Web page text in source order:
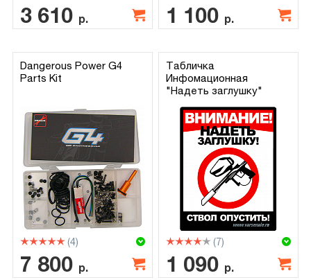
3 610 р. 1 100 р.
Dangerous Power G4
Parts Kit
(4)
7 800 р.
Табличка
Инфомационная
"Надеть заглушку"
(7)
1 090 р.